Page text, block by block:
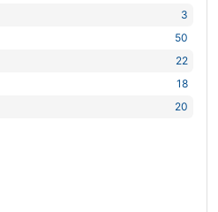
3
50
22
18
20